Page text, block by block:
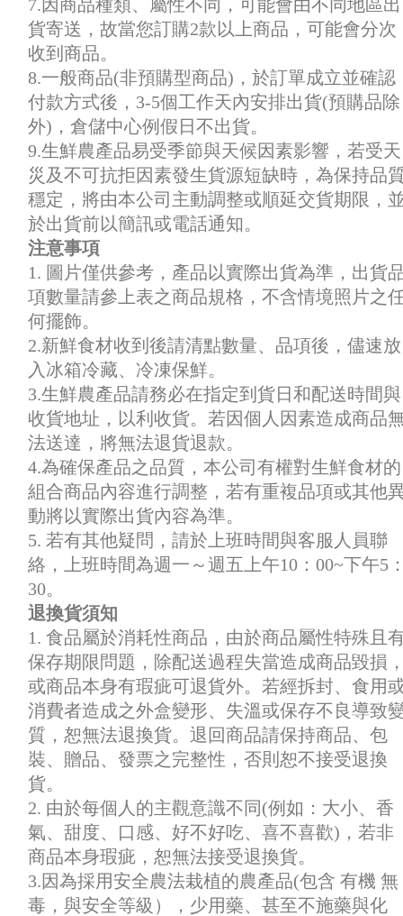
7.因商品種類、屬性不同，可能會由不同地區出
貨寄送，故當您訂購2款以上商品，可能會分次
收到商品。
8.一般商品(非預購型商品)，於訂單成立並確認
付款方式後，3-5個工作天內安排出貨(預購品除
外)，倉儲中心例假日不出貨。
9.生鮮農產品易受季節與天候因素影響，若受天
災及不可抗拒因素發生貨源短缺時，為保持品
穩定，將由本公司主動調整或順延交貨期限，
於出貨前以簡訊或電話通知。
注意事項
1. 圖片僅供參考，產品以實際出貨為準，出貨
項數量請參上表之商品規格，不含情境照片之
何擺飾。
2.新鮮食材收到後請清點數量、品項後，儘速放
入冰箱冷藏、冷凍保鮮。
3.生鮮農產品請務必在指定到貨日和配送時間與
收貨地址，以利收貨。若因個人因素造成商品
法送達，將無法退貨退款。
4.為確保產品之品質，本公司有權對生鮮食材的
組合商品內容進行調整，若有重複品項或其他
動將以實際出貨內容為準。
5. 若有其他疑問，請於上班時間與客服人員聯
絡，上班時間為週一～週五上午10：00~下午5
30。
退換貨須知
1. 食品屬於消耗性商品，由於商品屬性特殊且
保存期限問題，除配送過程失當造成商品毀損
或商品本身有瑕疵可退貨外。若經拆封、食用
消費者造成之外盒變形、失溫或保存不良導致
質，恕無法退換貨。退回商品請保持商品、包
裝、贈品、發票之完整性，否則恕不接受退換
貨。
2. 由於每個人的主觀意識不同(例如：大小、香
氣、甜度、口感、好不好吃、喜不喜歡)，若非
商品本身瑕疵，恕無法接受退換貨。
3.因為採用安全農法栽植的農產品(包含 有機 無
毒，與安全等級），少用藥、甚至不施藥與化